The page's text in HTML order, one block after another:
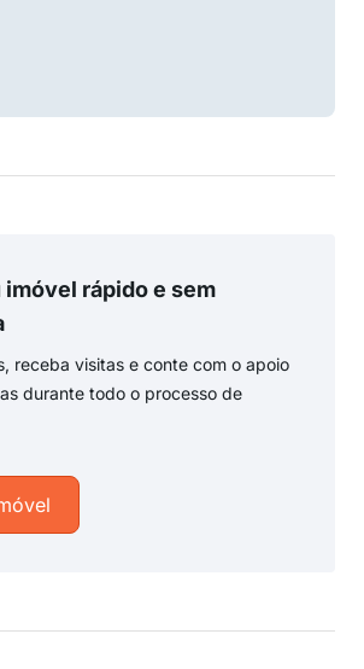
imóvel rápido e sem
receba visitas e conte com o apoio
durante todo o processo de